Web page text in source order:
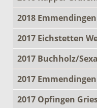
2018
2017 Eichstetten
2017 Buchholz/
2017
2017 Opfingen